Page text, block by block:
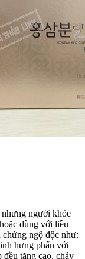
người khỏe
dùng với liều
chứng ngộ độc như:
hưng phấn với
tăng cao, chảy